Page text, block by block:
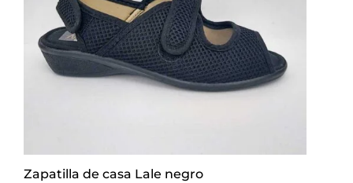
Zapatilla de casa Lale negro